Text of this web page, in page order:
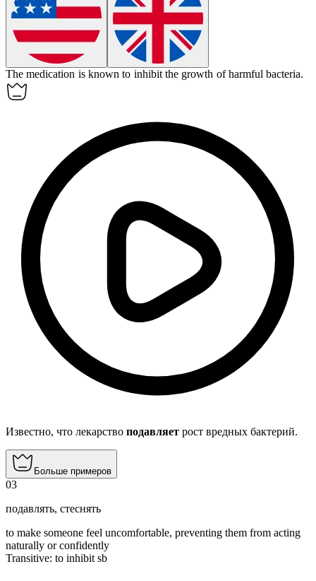
The medication is known to inhibit the growth of harmful bacteria.
Известно, что лекарство подавляет рост вредных бактерий.
Больше примеров
03
подавлять, стеснять
to make someone feel uncomfortable, preventing them from acting
naturally or confidently
Transitive: to inhibit sb